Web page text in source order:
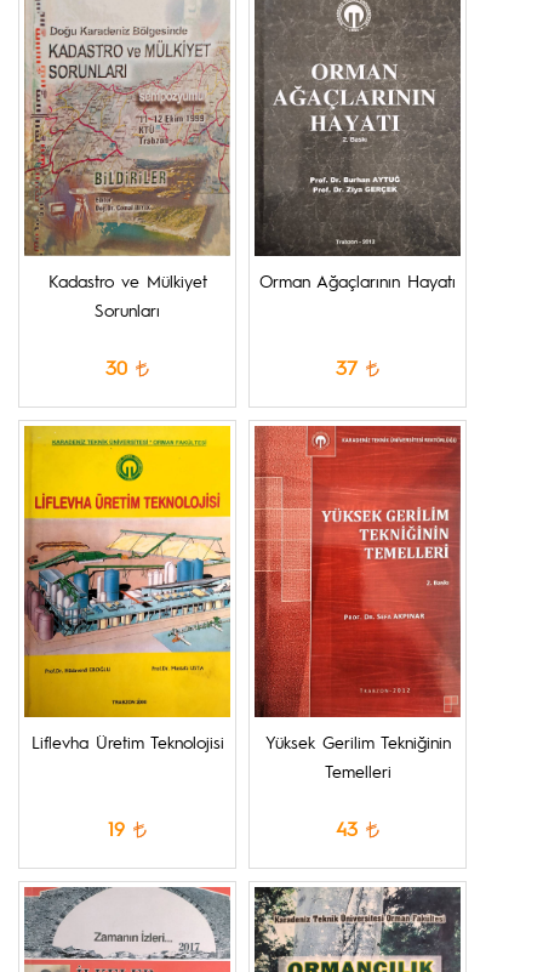
Kadastro ve Mülkiyet
Sorunları
30
Orman Ağaçlarının Hayatı
37
Liflevha Üretim Teknolojisi
19
Yüksek Gerilim Tekniğinin
Temelleri
43